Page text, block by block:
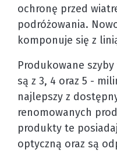
ochronę przed
podróżowania.
komponuje się z
Produkowane szyby
są z 3, 4 oraz 5 -
najlepszy z
renomowanych
produkty te
optyczną oraz są